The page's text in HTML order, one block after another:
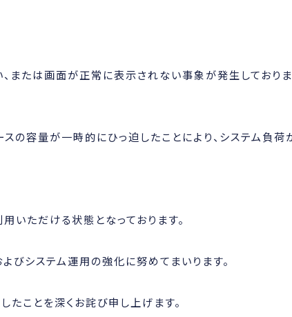
、または画面が正常に表示されない事象が発生しておりま
の容量が一時的にひっ迫したことにより、システム負荷
いただける状態となっております。
びシステム運用の強化に努めてまいります。
ことを深くお詫び申し上げます。